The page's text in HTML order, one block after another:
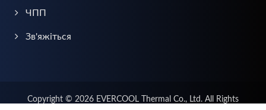
ЧПП
Зв'яжіться
Copyright © 2026 EVERCOOL Thermal Co., Ltd. All Rights